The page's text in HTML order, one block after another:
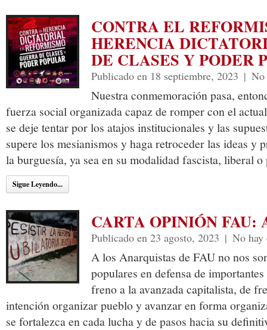
CONTRA EL
HERENCIA
DE CLASES Y PODER
Publicado en 18 septiembre, 2023 | No
Nuestra conmemoración pasa,
fuerza social organizada capaz de romper con el
se deje tentar por los atajos institucionales y las
supere los mesianismos y haga retroceder las ideas y
la burguesía, ya sea en su modalidad fascista, liberal
Sigue Leyendo...
CARTA OPINIÓN FAU:
Publicado en 23 agosto, 2023 | No hay
A los Anarquistas de FAU no nos
populares en defensa de
freno a la avanzada capitalista, de
intención organizar pueblo y avanzar en forma
se fortalezca en cada lucha y de pasos hacia su